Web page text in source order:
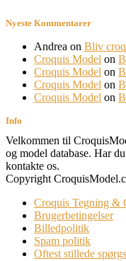
Nyeste Kommentarer
Andrea on Bliv
Croquis Model on
Croquis Model on
Croquis Model on
Croquis Model on
Info
Velkommen til
og model database. Har
kontakte os.
Copyright
Croquis Tegning &
Brugerbetingelser
Billedpolitik
Spam politik
Oftest stillede